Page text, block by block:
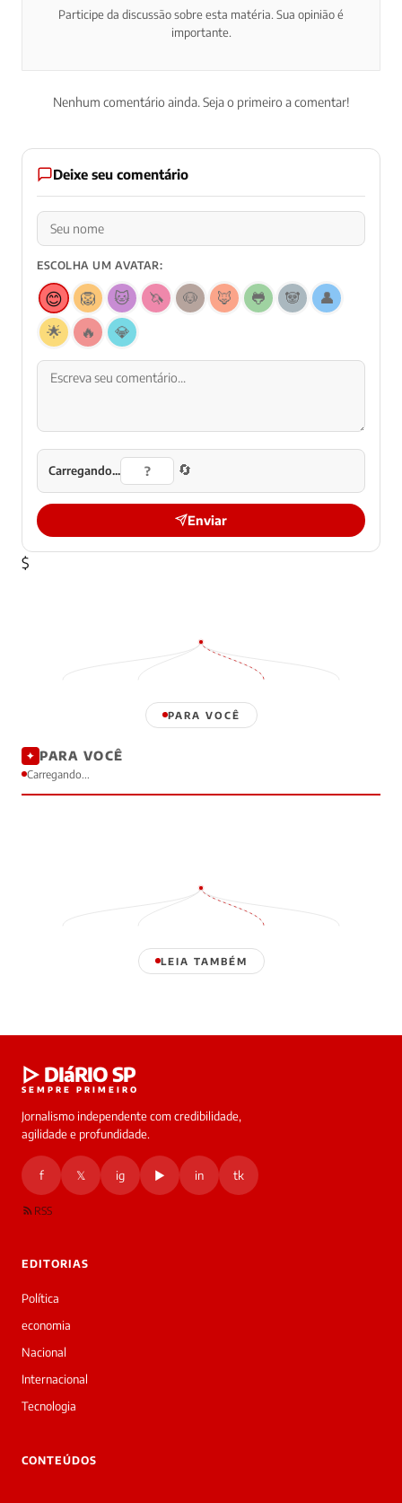
Participe da discussão sobre esta matéria. Sua opinião é
importante.
Nenhum comentário ainda. Seja o primeiro a comentar!
Deixe seu comentário
ESCOLHA UM AVATAR:
😊 🦁 🐱 🦄 🐶 🦊 🐸 🐼
👤
🌟
🔥 💎
Carregando... 🔄
Enviar
$
PARA VOCÊ
✦ PARA VOCÊ
Carregando...
LEIA TAMBÉM
online
Oi!
Bom
dia!
a
Laura,
▷
▷ DIáRIO SP
SEMPRE PRIMEIRO
Jornalismo independente com credibilidade,
agilidade e profundidade.
f 𝕏 ig ▶ in tk
RSS
EDITORIAS
Política
economia
Nacional
Internacional
Tecnologia
CONTEÚDOS